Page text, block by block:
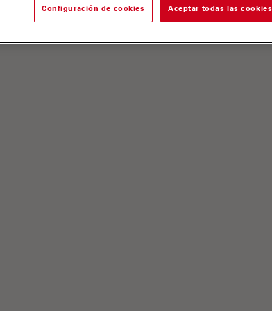
Configuración de cookies Aceptar todas las cookies